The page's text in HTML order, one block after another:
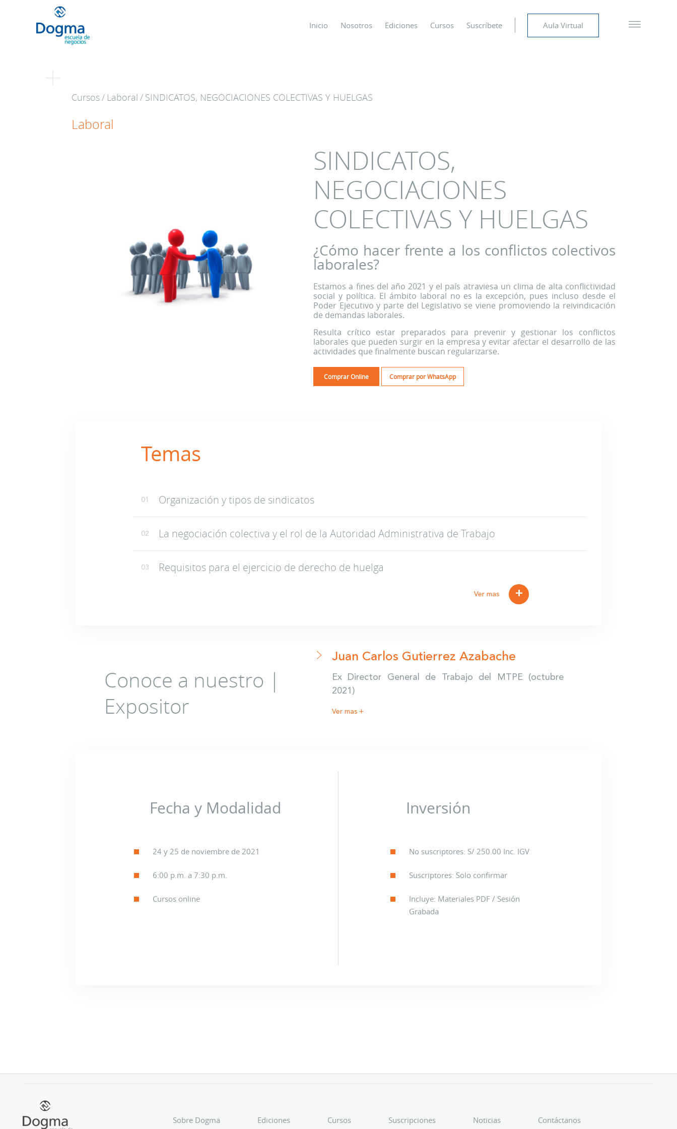
Inicio Nosotros Ediciones Cursos Suscríbete Aula Virtual
Cursos/ Laboral / SINDICATOS, NEGOCIACIONES COLECTIVAS Y HUELGAS
Laboral
SINDICATOS,
NEGOCIACIONES
COLECTIVAS Y HUELGAS
¿Cómo hacer frente a los conflictos colectivos
laborales?
Estamos a fines del año 2021 y el país atraviesa un clima de alta conflictividad
social y política. El ámbito laboral no es la excepción, pues incluso desde el
Poder Ejecutivo y parte del Legislativo se viene promoviendo la reivindicación
de demandas laborales.
Resulta crítico estar preparados para prevenir y gestionar los conflictos
laborales que pueden surgir en la empresa y evitar afectar el desarrollo de las
actividades que finalmente buscan regularizarse.
Comprar Online Comprar por WhatsApp
Temas
01 Organización y tipos de sindicatos
02 La negociación colectiva y el rol de la Autoridad Administrativa de Trabajo
03 Requisitos para el ejercicio de derecho de huelga
Ver mas +
Conoce a nuestro |
Expositor
Juan Carlos Gutierrez Azabache
Ex Director General de Trabajo del MTPE (octubre
2021)
Ver mas +
Fecha y Modalidad
24 y 25 de noviembre de 2021
6:00 p.m. a 7:30 p.m.
Cursos online
Inversión
No suscriptores: S/ 250.00 Inc. IGV
Suscriptores: Solo confirmar
Incluye: Materiales PDF / Sesión
Grabada
Sobre Dogma Ediciones Cursos Suscripciones Noticias Contáctanos
próximos cursos